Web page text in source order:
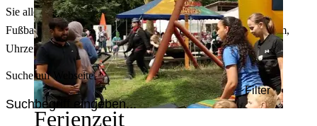
Ferienzeit
Sie alle Events – von der Stadt- oder Museumsführung übers
Fußballspiel bis zum Flohmarkt. Sie können dabei nach Datum,
Uhrzeit, Ort oder Art der Veranstaltung auswählen. Viel Spaß!
Suche auf Webseite
Filter